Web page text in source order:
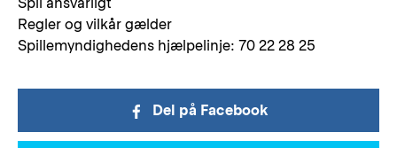
Regler og vilkår gælder
Spillemyndighedens hjælpelinje: 70 22 28 25
Del på Facebook